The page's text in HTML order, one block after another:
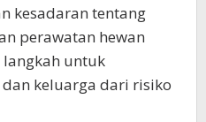
kesadaran tentang
perawatan hewan
untuk
keluarga dari risiko